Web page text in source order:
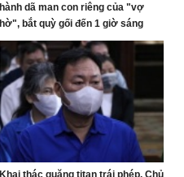
hành dã man con riêng của "vợ
hờ", bắt quỳ gối đến 1 giờ sáng
Khai thác quặng titan trái phép, Chủ